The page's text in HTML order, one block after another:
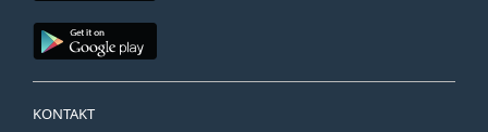
KONTAKT